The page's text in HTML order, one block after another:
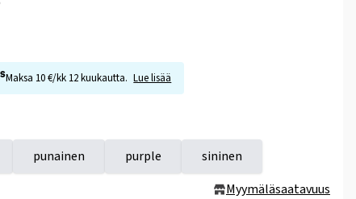
Maksa 10 €/kk 12 kuukautta. Lue lisää
punainen purple
sininen
Myymäläsaatavuus